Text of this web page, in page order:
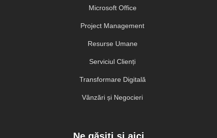
Microsoft Office
Project Management
Resurse Umane
Serviciul Clienți
Transformare Digitală
Vânzări și Negocieri